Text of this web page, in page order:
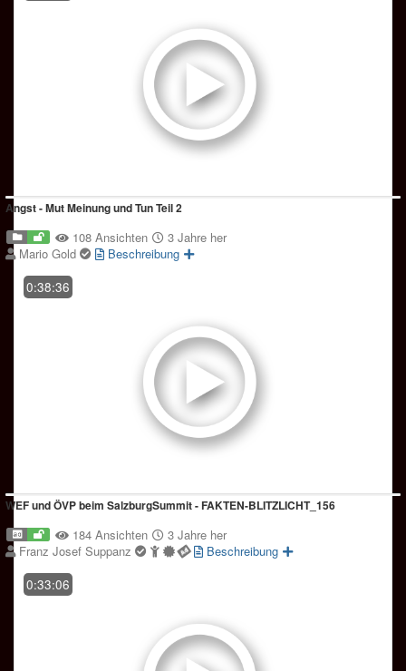
Angst - Mut Meinung und Tun Teil 2
108 Ansichten
3 Jahre her
Mario Gold
Beschreibung
0:38:36
WEF und ÖVP beim SalzburgSummit - FAKTEN-BLITZLICHT_156
184 Ansichten
3 Jahre her
Franz Josef Suppanz
Beschreibung
0:33:06